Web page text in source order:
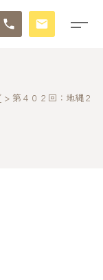
> 第４０２回：地縄２